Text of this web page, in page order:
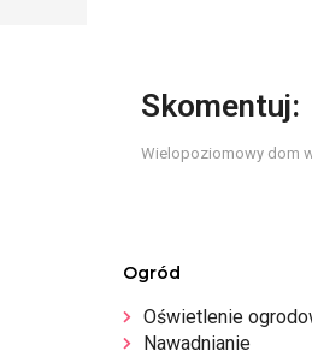
Skomentuj:
Wielopoziomowy dom
Ogród
Oświetlenie
Nawadnianie